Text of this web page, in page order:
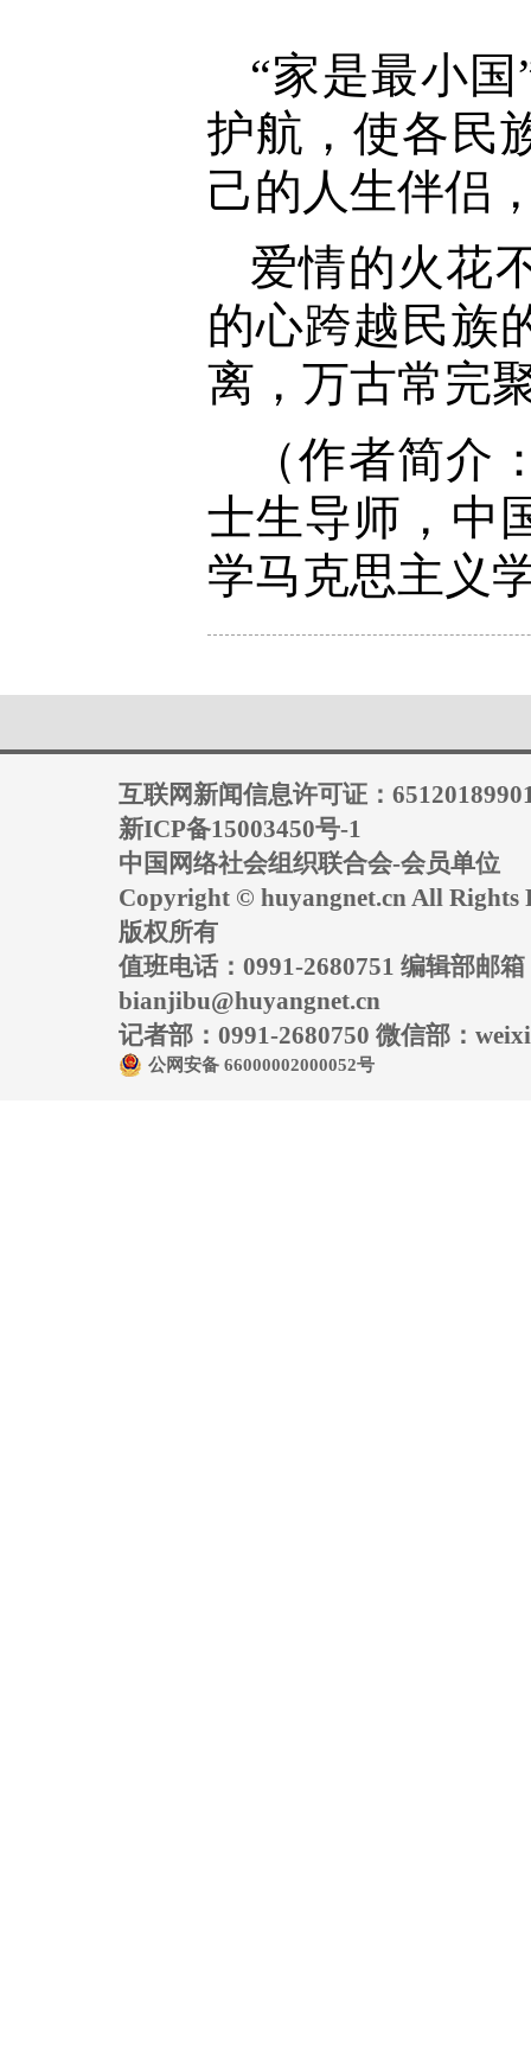
“家是最小
护航，使各民
己的人生伴侣
爱情的火花
的心跨越民族
离，万古常完
（作者简
士生导师，中
学马克思主义
互联网新闻信息许可证：
新ICP备15003450号-1
中国网络社会组织联合会-会员单位
Copyright © huyangnet.cn All Rights
版权所有
值班电话：0991-2680751 编辑部邮箱
bianjibu@huyangnet.cn
记者部：0991-2680750 微信部：
公网安备 66000002000052号